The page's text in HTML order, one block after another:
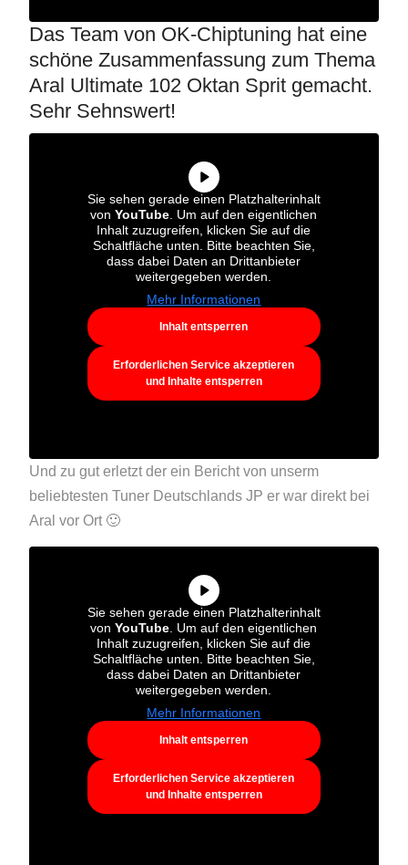
Das Team von OK-Chiptuning hat eine
schöne Zusammenfassung zum Thema
Aral Ultimate 102 Oktan Sprit gemacht.
Sehr Sehnswert!
Sie sehen gerade einen Platzhalterinhalt
vonYouTube . Um auf den eigentlichen
Inhalt zuzugreifen, klicken Sie auf die
Schaltfläche unten. Bitte beachten Sie,
dass dabei Daten an Drittanbieter
weitergegeben werden.
Mehr Informationen
Inhalt entsperren
Erforderlichen Service akzeptieren
und Inhalte entsperren
Und zu gut erletzt der ein Bericht von unserm
beliebtesten Tuner Deutschlands JP er war direkt bei
Aral vor Ort 🙂
Sie sehen gerade einen Platzhalterinhalt
vonYouTube . Um auf den eigentlichen
Inhalt zuzugreifen, klicken Sie auf die
Schaltfläche unten. Bitte beachten Sie,
dass dabei Daten an Drittanbieter
weitergegeben werden.
Mehr Informationen
Inhalt entsperren
Erforderlichen Service akzeptieren
und Inhalte entsperren